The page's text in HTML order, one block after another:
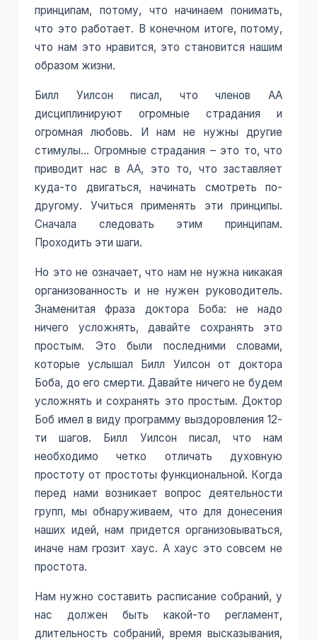
принципам, потому, что начинаем понимать,
что это работает. В конечном итоге, потому,
что нам это нравится, это становится нашим
образом жизни.
Билл Уилсон писал, что членов АА
дисциплинируют огромные страдания и
огромная любовь. И нам не нужны другие
стимулы… Огромные страдания – это то, что
приводит нас в АА, это то, что заставляет
куда-то двигаться, начинать смотреть по-
другому. Учиться применять эти принципы.
Сначала следовать этим принципам.
Проходить эти шаги.
Но это не означает, что нам не нужна никакая
организованность и не нужен руководитель.
Знаменитая фраза доктора Боба: не надо
ничего усложнять, давайте сохранять это
простым. Это были последними словами,
которые услышал Билл Уилсон от доктора
Боба, до его смерти. Давайте ничего не будем
усложнять и сохранять это простым. Доктор
Боб имел в виду программу выздоровления 12-
ти шагов. Билл Уилсон писал, что нам
необходимо четко отличать духовную
простоту от простоты функциональной. Когда
перед нами возникает вопрос деятельности
групп, мы обнаруживаем, что для донесения
наших идей, нам придется организовываться,
иначе нам грозит хаус. А хаус это совсем не
простота.
Нам нужно составить расписание собраний, у
нас должен быть какой-то регламент,
длительность собраний, время высказывания,